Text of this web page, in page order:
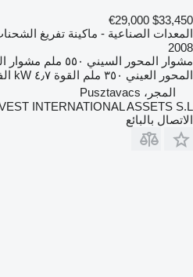
$33,450
€29,000
المعدات الصناعية - ماكينة تفريغ
2008
مشوار المحور السيني ٥٥٠ ملم مشوار
المحور العيني ٣٥٠ ملم القوة ٤٫٧ kW
المجر، Pusztavacs
INTERNATIONAL ASSETS S.L,
الاتصال بالبائع